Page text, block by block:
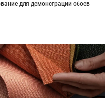
для демонстрации обоев